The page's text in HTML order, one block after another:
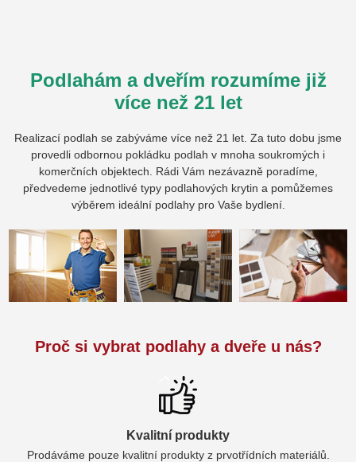
Podlahám a dveřím rozumíme již
více než 21 let
Realizací podlah se zabýváme více než 21 let. Za tuto dobu jsme
provedli odbornou pokládku podlah v mnoha soukromých i
komerčních objektech. Rádi Vám nezávazně poradíme,
předvedeme jednotlivé typy podlahových krytin a pomůžemes
výběrem ideální podlahy pro Vaše bydlení.
Proč si vybrat podlahy a dveře u nás?
Kvalitní produkty
Prodáváme pouze kvalitní produkty z prvotřídních materiálů.